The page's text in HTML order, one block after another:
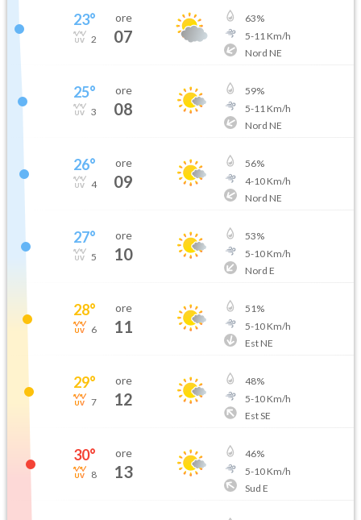
23°
2
ore
07
63%
5-11 Km/h
Nord NE
25°
3
ore
08
59%
5-11 Km/h
Nord NE
26°
4
ore
09
56%
4-10Km/h
Nord NE
27°
5
ore
10
53%
5-10Km/h
Nord E
28°
6
ore
11
51%
5-10Km/h
Est NE
29°
7
ore
12
48%
5-10Km/h
Est SE
30°
8
ore
13
46%
5-10Km/h
Sud E